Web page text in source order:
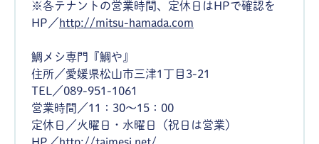
※各テナントの営業時間、定休日はHPで確認を
HP／http://mitsu-hamada.com
鯛メシ専門『鯛や』
住所／愛媛県松山市三津1丁目3-21
TEL／089-951-1061
営業時間／11：30～15：00
定休日／火曜日・水曜日（祝日は営業）